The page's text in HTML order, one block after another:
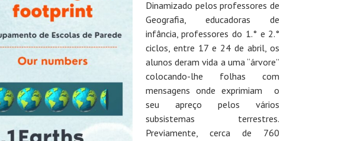
Dinamizado pelos professores de
Geografia, educadoras de
infância, professores do 1.° e 2.°
ciclos, entre 17 e 24 de abril, os
alunos deram vida a uma “árvore”
colocando-lhe folhas com
mensagens onde exprimiam o
seu apreço pelos vários
subsistemas terrestres.
Previamente, cerca de 760